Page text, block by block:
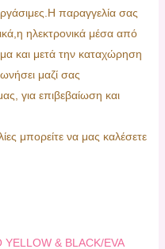
παραγγελία σας
ηλεκτρονικά μέσα από
και μετά την καταχώρηση
μαζί σας
για επιβεβαίωση και
μπορείτε να μας καλέσετε